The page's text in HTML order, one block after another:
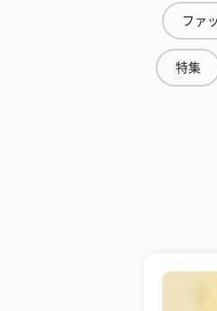
ファ
特集